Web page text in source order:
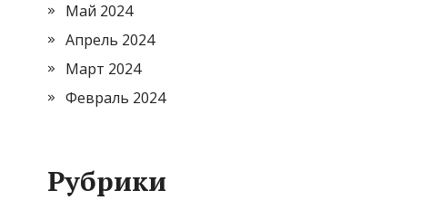
Май 2024
Апрель 2024
Март 2024
Февраль 2024
Рубрики